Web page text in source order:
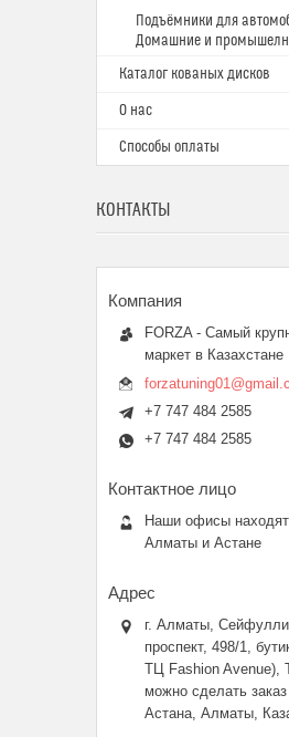
Подъёмники для
Домашние и
Каталог кованых дисков
О нас
Способы оплаты
КОНТАКТЫ
FORZA - Самый
маркет в Казахстане
+7 747 484 2585
+7 747 484 2585
Наши офисы
Алматы и Астане
г. Алматы,
проспект, 498/1,
ТЦ Fashion Avenue),
можно сделать
Астана, Алматы,